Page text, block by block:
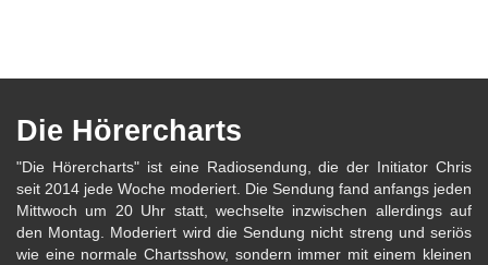
Die Hörercharts
"Die Hörercharts" ist eine Radiosendung, die der Initiator Chris
seit 2014 jede Woche moderiert. Die Sendung fand anfangs jeden
Mittwoch um 20 Uhr statt, wechselte inzwischen allerdings auf
den Montag. Moderiert wird die Sendung nicht streng und seriös
wie eine normale Chartsshow, sondern immer mit einem kleinen